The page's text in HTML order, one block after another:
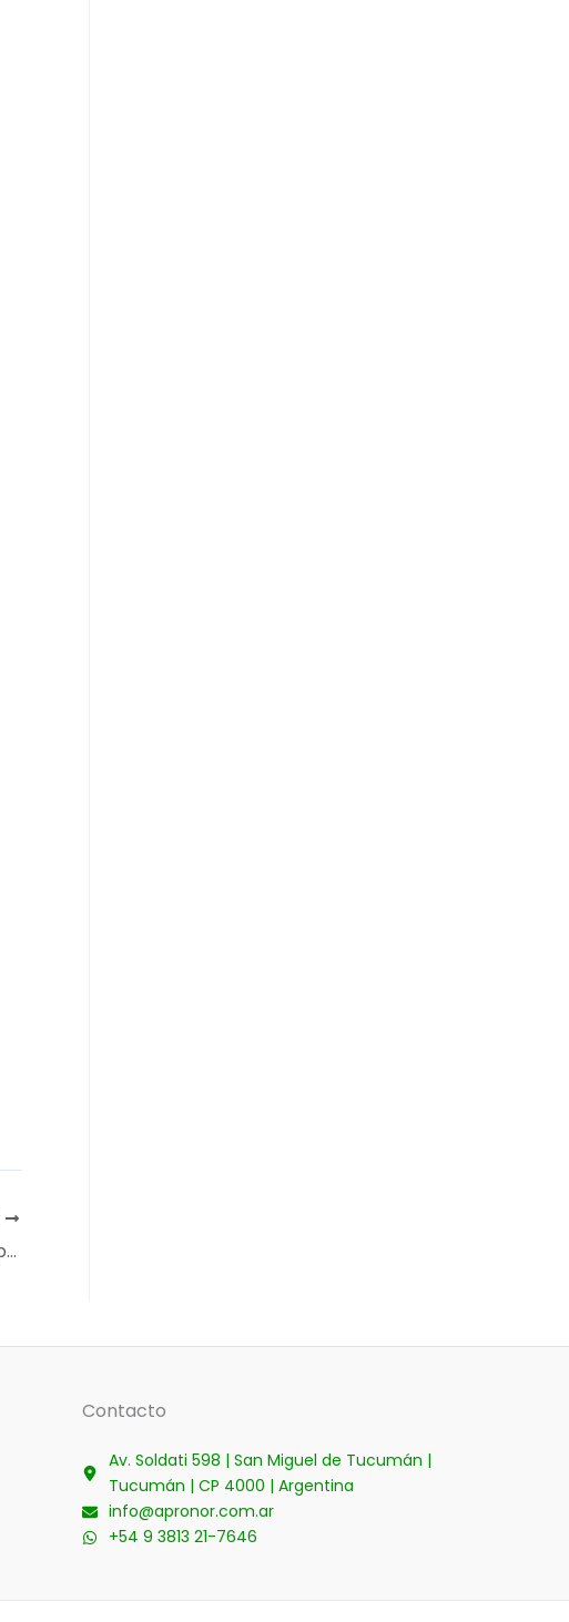
Elisa Carrió presentó un proyecto para eliminar retenciones: los detalles del bono que recibirían los productores
Contacto
Av. Soldati 598 | San Miguel de Tucumán |
Tucumán | CP 4000 | Argentina
info@apronor.com.ar
+54 9 3813 21-7646